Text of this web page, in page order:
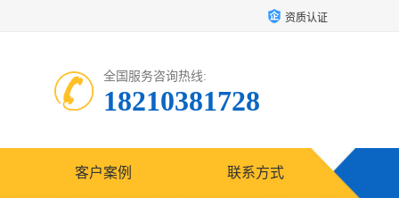
资质认证
全国服务咨询热线:
18210381728
客户案例 联系方式